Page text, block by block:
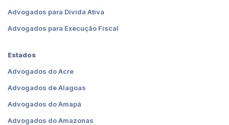
Advogados para Dívida Ativa
Advogados para Execução Fiscal
Estados
Advogados do Acre
Advogados de Alagoas
Advogados do Amapá
Advogados do Amazonas